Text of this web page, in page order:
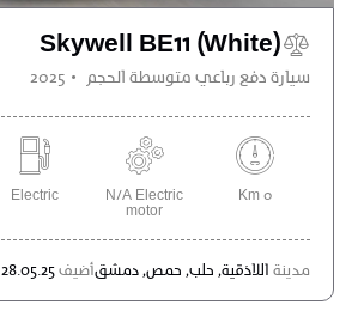
Skywell BE11 (White)
سيارة دفع رباعي متوسطة الحجم 2025
0 Km
N/A Electric
motor
Electric
مدينة اللاذقية, حلب, حمص,دمشقأضيف 28.05.25